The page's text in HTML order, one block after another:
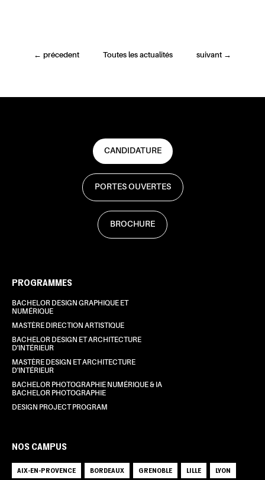
← précedent Toutes les actualités suivant →
CANDIDATURE
PORTES OUVERTES
BROCHURE
PROGRAMMES
BACHELOR DESIGN GRAPHIQUE ET
NUMÉRIQUE
MASTÈRE DIRECTION ARTISTIQUE
BACHELOR DESIGN ET ARCHITECTURE
D'INTÉRIEUR
MASTÈRE DESIGN ET ARCHITECTURE
D'INTÉRIEUR
BACHELOR PHOTOGRAPHIE NUMÉRIQUE & IA
BACHELOR PHOTOGRAPHIE
DESIGN PROJECT PROGRAM
NOS CAMPUS
AIX-EN-PROVENCE BORDEAUX GRENOBLE LILLE
LYON